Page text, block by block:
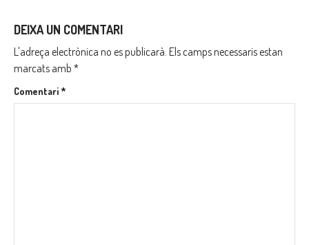
DEIXA UN COMENTARI
L'adreça electrònica no es publicarà. Els camps necessaris estan
marcats amb *
Comentari*